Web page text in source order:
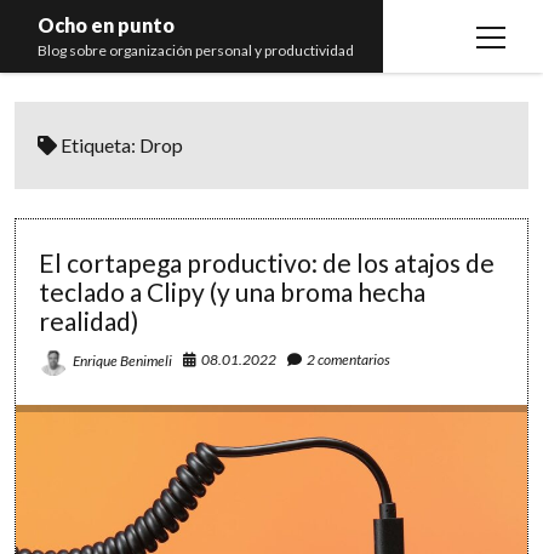
Ocho en punto
Blog sobre organización personal y productividad
open
Libros
Etiqueta: Drop
El cortapega productivo: de los atajos de
teclado a Clipy (y una broma hecha
realidad)
Enrique Benimeli 08.01.2022 2 comentarios